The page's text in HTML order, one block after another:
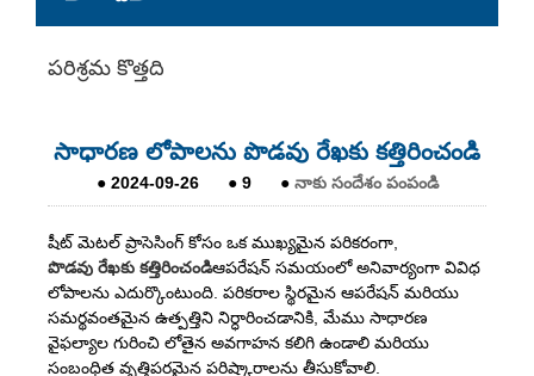
పరిశ్రమ కొత్తది
సాధారణ లోపాలను పొడవు రేఖకు కత్తిరించండి
● 2024-09-26 ● 9 ● నాకు సందేశం పంపండి
షీట్ మెటల్ ప్రాసెసింగ్ కోసం ఒక ముఖ్యమైన పరికరంగా,
పొడవు రేఖకు కత్తిరించండిఆపరేషన్ సమయంలో అనివార్యంగా వివిధ
లోపాలను ఎదుర్కొంటుంది. పరికరాల స్థిరమైన ఆపరేషన్ మరియు
సమర్థవంతమైన ఉత్పత్తిని నిర్ధారించడానికి, మేము సాధారణ
వైఫల్యాల గురించి లోతైన అవగాహన కలిగి ఉండాలి మరియు
సంబంధిత వృత్తిపరమైన పరిష్కారాలను తీసుకోవాలి.